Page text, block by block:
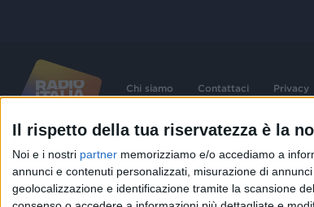
Il rispetto della tua riservatezza è la
Noi e i nostri partner memorizziamo e/o accediamo a
annunci e contenuti personalizzati, misurazione di
geolocalizzazione e identificazione tramite la scansione
Chi siamo Contattaci Privacy
©2026RADIO ITALIA S.p.A. P.IVA 06832230152 | Tutti i diritti
contenute nel sito sono stati assolti gli obblighi derivanti dalla
connessi.
Capitale Sociale € 580.000,00 interamente versato. Iscr. Reg.